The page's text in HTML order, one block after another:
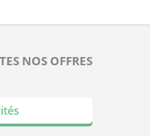
NOS OFFRES